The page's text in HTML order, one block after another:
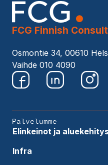
FCG Finnish
Osmontie 34, 00610
Vaihde 010 4090
Palvelumme
Elinkeinot ja
Infra